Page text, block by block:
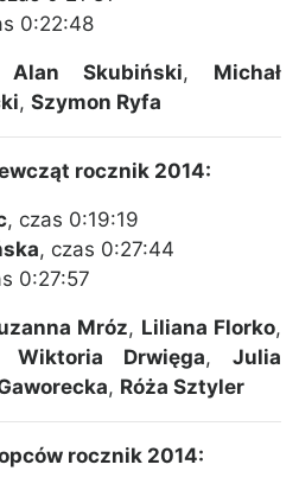
0:22:48
Alan Skubiński, Michał
, Szymon Ryfa
rocznik 2014:
, czas 0:19:19
, czas 0:27:44
0:27:57
Mróz, Liliana Florko,
Wiktoria Drwięga, Julia
, Róża Sztyler
rocznik 2014: